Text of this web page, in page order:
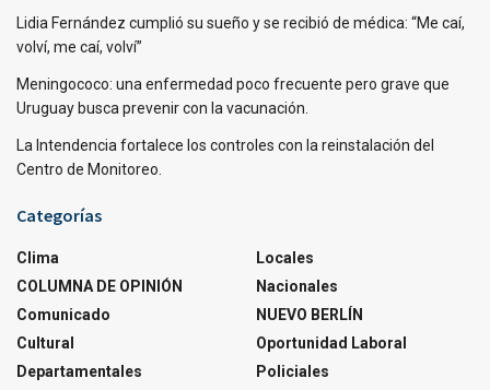
Lidia Fernández cumplió su sueño y se recibió de médica: “Me caí,
volví, me caí, volví”
Meningococo: una enfermedad poco frecuente pero grave que
Uruguay busca prevenir con la vacunación.
La Intendencia fortalece los controles con la reinstalación del
Centro de Monitoreo.
Categorías
Clima
COLUMNA DE OPINIÓN
Comunicado
Cultural
Departamentales
Locales
Nacionales
NUEVO BERLÍN
Oportunidad Laboral
Policiales